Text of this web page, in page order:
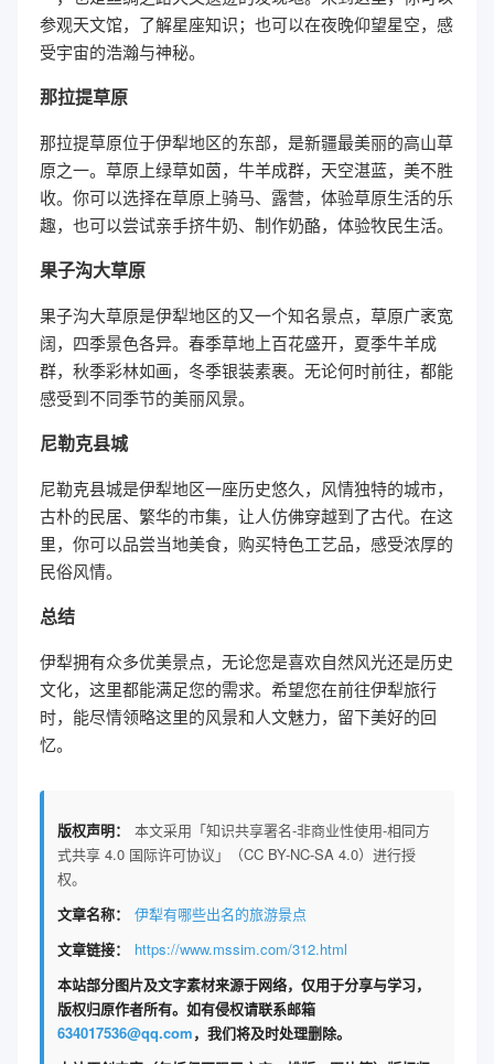
参观天文馆，了解星座知识；也可以在夜晚仰望星空，感
受宇宙的浩瀚与神秘。
那拉提草原
那拉提草原位于伊犁地区的东部，是新疆最美丽的高山草
原之一。草原上绿草如茵，牛羊成群，天空湛蓝，美不胜
收。你可以选择在草原上骑马、露营，体验草原生活的乐
趣，也可以尝试亲手挤牛奶、制作奶酪，体验牧民生活。
果子沟大草原
果子沟大草原是伊犁地区的又一个知名景点，草原广袤宽
阔，四季景色各异。春季草地上百花盛开，夏季牛羊成
群，秋季彩林如画，冬季银装素裹。无论何时前往，都能
感受到不同季节的美丽风景。
尼勒克县城
尼勒克县城是伊犁地区一座历史悠久，风情独特的城市，
古朴的民居、繁华的市集，让人仿佛穿越到了古代。在这
里，你可以品尝当地美食，购买特色工艺品，感受浓厚的
民俗风情。
总结
伊犁拥有众多优美景点，无论您是喜欢自然风光还是历史
文化，这里都能满足您的需求。希望您在前往伊犁旅行
时，能尽情领略这里的风景和人文魅力，留下美好的回
忆。
版权声明：
本文采用「知识共享署名-非商业性使用-相同方
式共享 4.0 国际许可协议」（CC BY-NC-SA 4.0）进行授
权。
文章名称：
伊犁有哪些出名的旅游景点
文章链接：
https://www.mssim.com/312.html
本站部分图片及文字素材来源于网络，仅用于分享与学习，
版权归原作者所有。如有侵权请联系邮箱
634017536@qq.com，我们将及时处理删除。